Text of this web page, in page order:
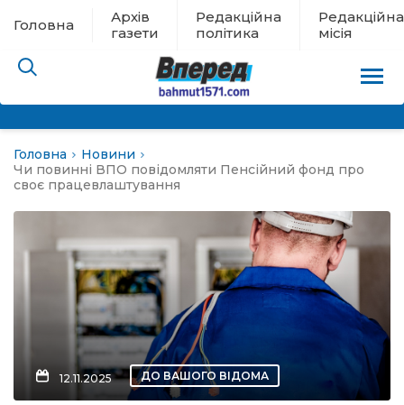
Головна
Архів
газети
Редакційна
політика
Редакційна
місія
евакуації
новини
Головна
Новини
Чи повинні ВПО повідомляти Пенсійний фонд про
своє працевлаштування
12.11.2025 ДО ВАШОГО ВІДОМА